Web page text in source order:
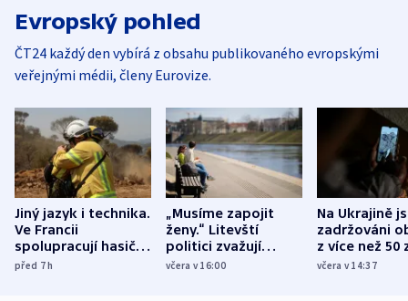
Evropský pohled
ČT24 každý den vybírá z obsahu publikovaného evropskými
veřejnými médii, členy Eurovize.
Jiný jazyk i technika.
Ve Francii
spolupracují hasiči z
různých zemí
před 7h
„Musíme zapojit
ženy.“ Litevští
politici zvažují
dohodu o
včera v 16:00
Na Ukrajině
zadržováni
z více než 50
Bojovali na
včera v 14:37